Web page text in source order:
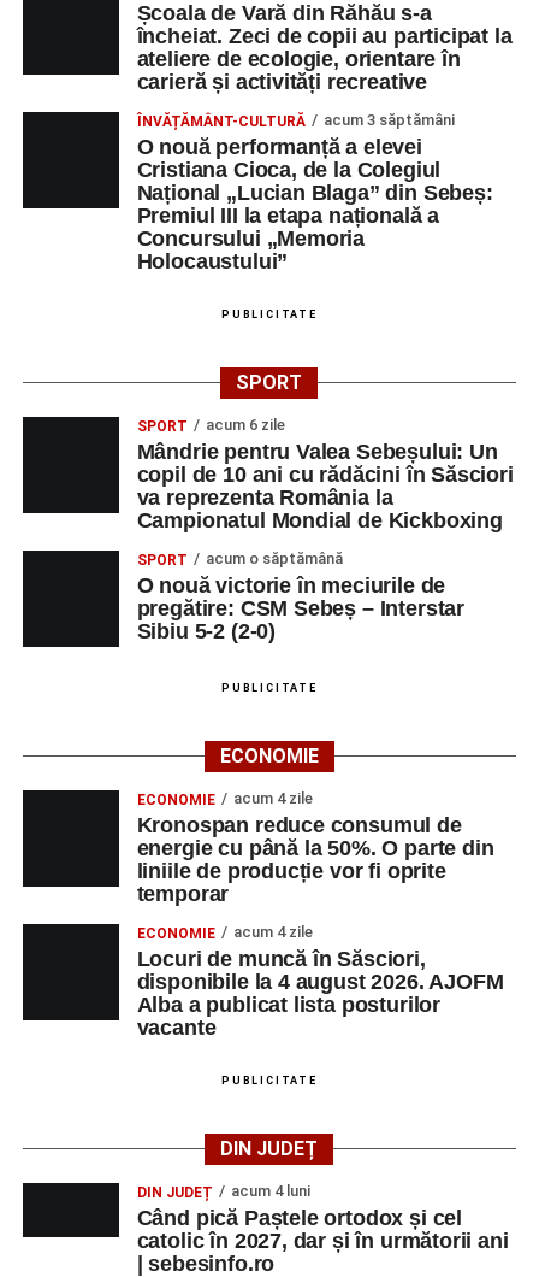
Școala de Vară din Răhău s-a
încheiat. Zeci de copii au participat la
ateliere de ecologie, orientare în
carieră și activități recreative
ÎNVĂȚĂMÂNT-CULTURĂ acum 3 săptămâni
O nouă performanță a elevei
Cristiana Cioca, de la Colegiul
Național „Lucian Blaga” din Sebeș:
Premiul III la etapa națională a
Concursului „Memoria
Holocaustului”
PUBLICITATE
SPORT
SPORT acum 6 zile
Mândrie pentru Valea Sebeșului: Un
copil de 10 ani cu rădăcini în Săsciori
va reprezenta România la
Campionatul Mondial de Kickboxing
SPORT acum o săptămână
O nouă victorie în meciurile de
pregătire: CSM Sebeș – Interstar
Sibiu 5-2 (2-0)
PUBLICITATE
ECONOMIE
ECONOMIE acum 4 zile
Kronospan reduce consumul de
energie cu până la 50%. O parte din
liniile de producție vor fi oprite
temporar
ECONOMIE acum 4 zile
Locuri de muncă în Săsciori,
disponibile la 4 august 2026. AJOFM
Alba a publicat lista posturilor
vacante
PUBLICITATE
DIN JUDEȚ
DIN JUDEȚ acum 4 luni
Când pică Paștele ortodox și cel
catolic în 2027, dar și în următorii ani
| sebesinfo.ro